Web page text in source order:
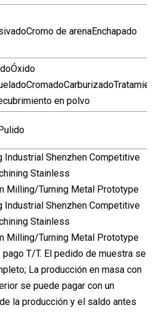
de arenaEnchapado
en polvo
T/T. El pedido de muestra se
La producción en masa con
se puede pagar con un
la producción y el saldo antes